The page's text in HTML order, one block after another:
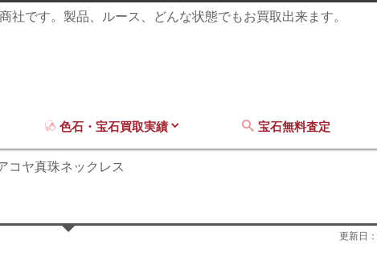
です。製品、ルース、どんな状態でもお買取出来ます。
色石・宝石買取実績 宝石無料査定
コヤ真珠ネックレス
更新日：